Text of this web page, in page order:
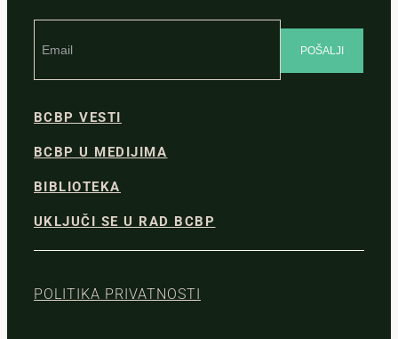
BCBP VESTI
BCBP U MEDIJIMA
BIBLIOTEKA
UKLJUČI SE U RAD BCBP
POLITIKA PRIVATNOSTI